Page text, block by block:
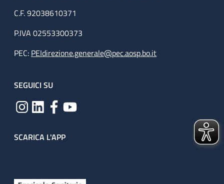
C.F. 92038610371
P.IVA 02553300373
PEC: PEIdirezione.generale@pec.aosp.bo.it
SEGUICI SU
SCARICA L'APP